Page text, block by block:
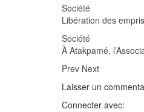
Société
Libération des
Société
À Atakpamé,
Prev Next
Laisser un
Connecter avec: